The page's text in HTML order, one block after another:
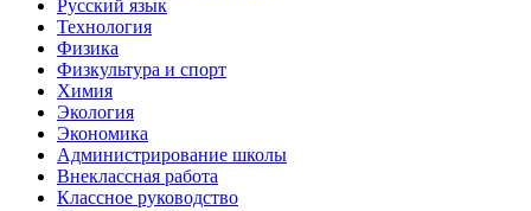
Русский язык
Технология
Физика
Физкультура и спорт
Химия
Экология
Экономика
Администрирование школы
Внеклассная работа
Классное руководство